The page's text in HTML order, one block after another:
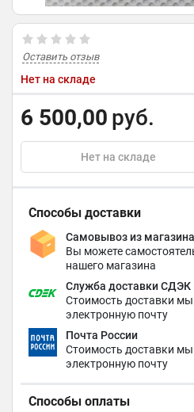
Оставить отзыв
Нет на складе
6 500,00 руб.
Нет на складе
Способы доставки
Самовывоз из магазина
Вы можете
нашего магазина
Служба доставки СДЭК
Стоимость доставки
электронную почту
Почта России
Стоимость доставки
электронную почту
Способы оплаты